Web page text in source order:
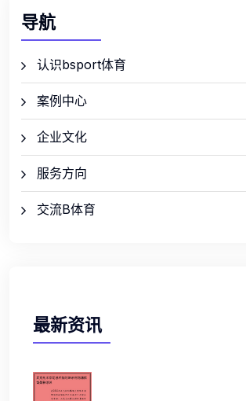
导航
认识bsport体育
案例中心
企业文化
服务方向
交流B体育
最新资讯